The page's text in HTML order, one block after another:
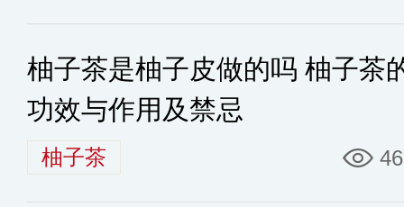
柚子茶是柚子皮做的吗 柚子茶
功效与作用及禁忌
柚子茶 46